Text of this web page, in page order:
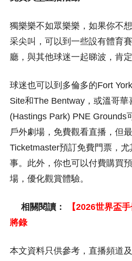
獨樂樂不如眾樂樂，如果你不
采尖叫，可以到一些設有體育
廳，與其他球迷一起睇波，肯定
球迷也可以到多倫多的Fort
Site和The Bentway，或溫哥華
(Hastings Park) PNE Grounds
戶外劇場，免費觀看直播，但
Ticketmaster預訂免費門票，
事。此外，你也可以付費購買
場，優化觀賞體驗。
相關閱讀：
【2026世界盃
將錄
本文資料只供參考，直播頻道